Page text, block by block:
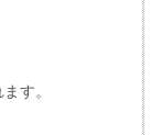
す。